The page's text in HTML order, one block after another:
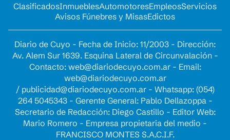
ClasificadosInmueblesAutomotoresEmpleosServicios
Avisos Fúnebres y MisasEdictos
Diario de Cuyo - Fecha de Inicio: 11/2003 - Dirección:
Av. Alem Sur 1639. Esquina Lateral de Circunvalación -
Contacto: web@diariodecuyo.com.ar- Email:
web@diariodecuyo.com.ar
/ publicidad@diariodecuyo.com.ar- Whatsapp: (054)
264 5045343 - Gerente General: Pablo Dellazoppa -
Secretario de Redacción: Diego Castillo - Editor Web:
Mario Romero - Empresa propietaria del medio -
FRANCISCO MONTES S.A.C.I.F.